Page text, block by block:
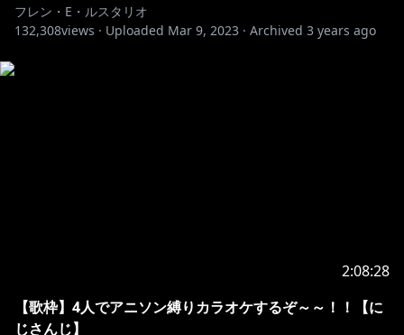
フレン・E・ルスタリオ
132,308views · Uploaded Mar 9, 2023 · Archived 3 years ago
2:08:28
【歌枠】4人でアニソン縛りカラオケするぞ～～！！【に
じさんじ】